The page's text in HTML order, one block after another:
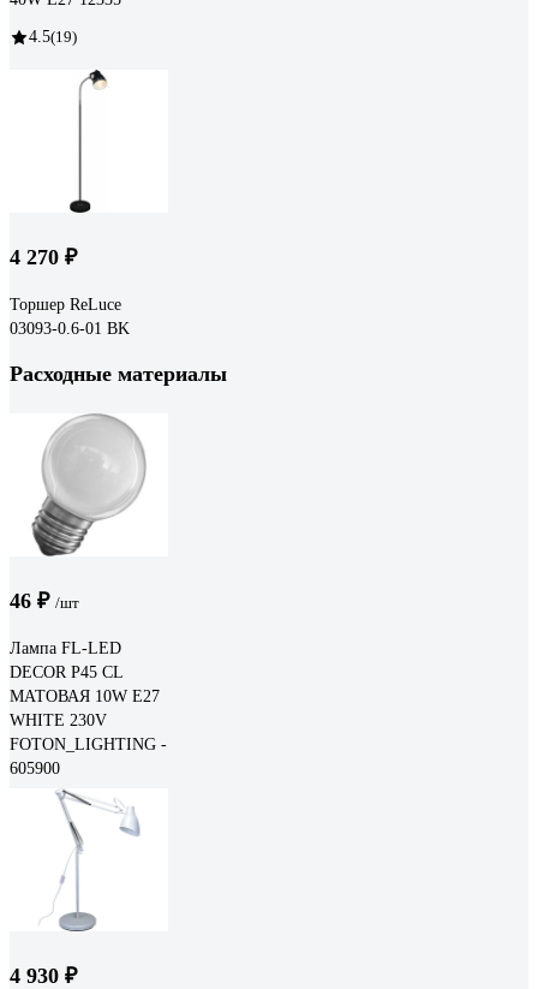
4.5(19)
4 270 ₽
Торшер ReLuce
03093-0.6-01 BK
Расходные материалы
46 ₽ /шт
Лампа FL-LED
DECOR P45 CL
МАТОВАЯ 10W E27
WHITE 230V
FOTON_LIGHTING -
605900
4 930 ₽